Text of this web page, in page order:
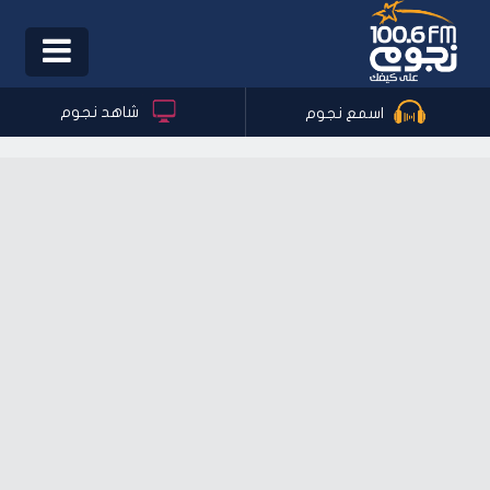
Toggle
اسمع نجوم شاهد نجوم